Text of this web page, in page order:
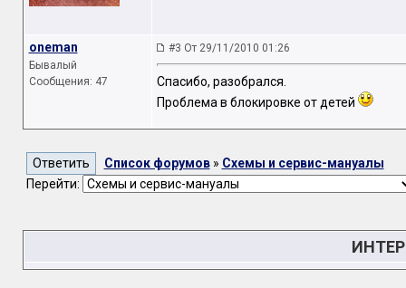
oneman
Бывалый
Сообщения: 47
#3 От 29/11/2010 01:26
Спасибо, разобрался.
Проблема в блокировке от детей
Список форумов» Схемы и сервис-мануалы
Перейти: